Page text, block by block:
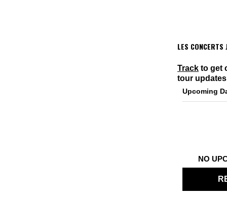
LES CONCERTS
Track to get
tour
Upcoming
NO